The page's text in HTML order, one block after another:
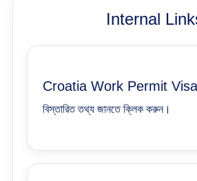
Internal
Croatia Work Permit
বিস্তারিত তথ্য জানতে ক্লিক করুন।